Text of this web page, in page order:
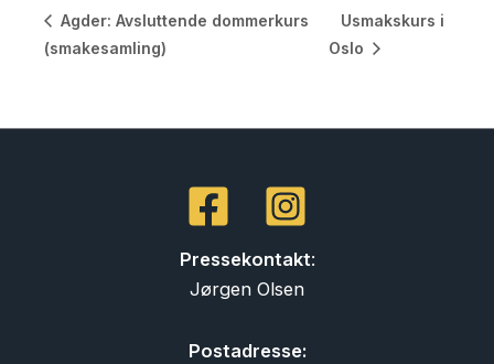
Agder: Avsluttende dommerkurs
(smakesamling)
Usmakskurs i
Oslo
Pressekontakt:
Jørgen Olsen
Postadresse: